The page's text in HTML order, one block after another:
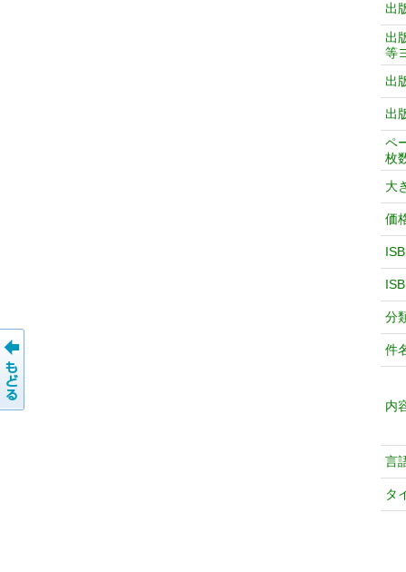
出
出
等
出
出
ペ
枚
大
価
分
件
内
言
タ